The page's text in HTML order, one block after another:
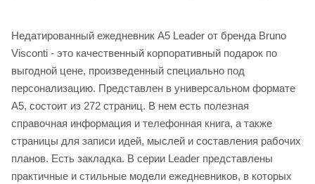
Недатированный ежедневник A5 Leader от бренда Bruno
Visconti - это качественный корпоративный подарок по
выгодной цене, произведенный специально под
персонализацию. Представлен в универсальном формате
А5, состоит из 272 страниц. В нем есть полезная
справочная информация и телефонная книга, а также
страницы для записи идей, мыслей и составления рабочих
планов. Есть закладка. В серии Leader представлены
практичные и стильные модели ежедневников, в которых